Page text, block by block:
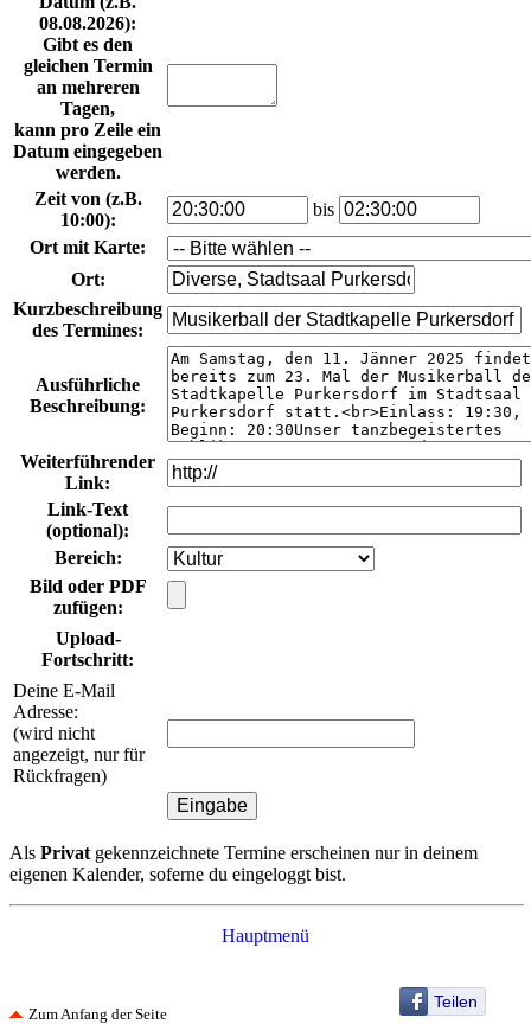
08.08.2026):
Gibt es den
gleichen Termin
an mehreren
Tagen,
kann pro Zeile ein
Datum eingegeben
werden.
Zeit von(z.B.
10:00):
bis
Ort mit Karte:
Ort:
Kurzbeschreibung
des Termines:
Ausführliche
Beschreibung:
Weiterführender
Link:
Link-Text
(optional):
Bereich:
Bild oder PDF
zufügen:
Upload-
Fortschritt:
Deine E-Mail
Adresse:
(wird nicht
angezeigt, nur für
Rückfragen)
Als Privatgekennzeichnete Termine erscheinen nur in deinem
eigenen Kalender, soferne du eingeloggt bist.
Hauptmenü
Teilen
Zum Anfang der Seite